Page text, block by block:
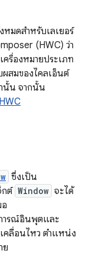
มดสำหรับเลเยอร์
(HWC) ว่า
ครื่องหมายประเภท
ผสมของไคลเอ็นต์
นั้น จากนั้น
HWC
ซึ่งเป็น
กต์ Window จะได้
ารณ์อินพุตและ
คลื่อนไหว ตำแหน่ง
ย